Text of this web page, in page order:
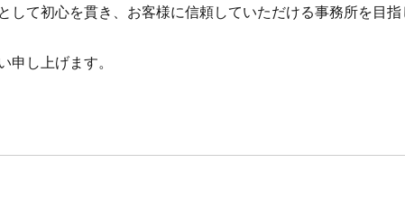
して初心を貫き、お客様に信頼していただける事務所を目
申し上げます。